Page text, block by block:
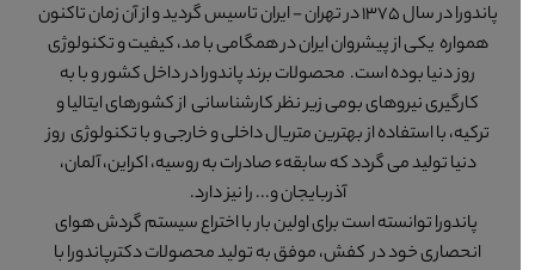
پاندورا در سال 1375 در تهران - ایران تاسیس گردید و از آن زمان تاکنون
همواره یکی از پیشروان ایران در همگامی با مد، کیفیت و تکنولوژی
روز دنیا بوده است. محصولات برند پاندورا در داخل کشور و با به
کارگیری نیروهای بومی زیر نظر کارشناسانی از کشورهای ایتالیا و
ترکیه، با استفاده از بهترین متریال داخلی و خارجی و با تکنولوژی روز
دنیا تولید می گردد که سابقهء صادرات به روسیه، اکراین، آلمان،
آذربایجان و... را نیز دارد.
پاندورا توانسته است برای اولین بار با اختراع سیستم گردش هوای
انحصاری خود در کفش، موفق به تولید محصولات دکترپاندورا با